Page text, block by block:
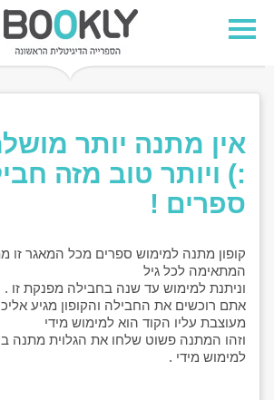
אין מתנה יותר
:) ויותר טוב מזה
ספרים !
קופון מתנה למימוש ספרים מכל המאגר זו
המתאימה לכל גיל
וניתנת למימוש עד שנה בחבילה מפנקת זו .
אתם רוכשים את החבילה והקופון מגיע
מעוצבת עליו הקוד הוא למימוש מידי
וזהו המתנה פשוט שלחו את הגלוית מתנה
למימוש מידי .